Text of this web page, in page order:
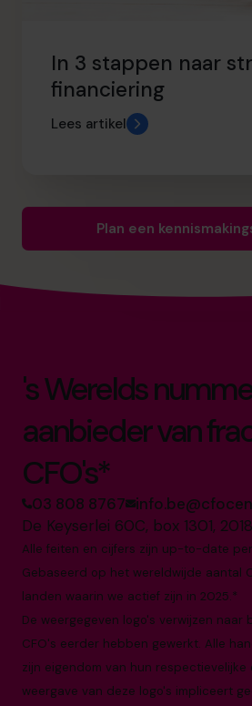
In 3 stappen naar
financiering
Lees artikel
Plan een
's Werelds
aanbieder van
CFO's*
03 808 8767
De Keyserlei 60C, box 1301,
Alle feiten en cijfers zijn up-to-date
Gebaseerd op het wereldwijde aantal
landen waarin we actief zijn in 2025.*
De weergegeven logo's verwijzen naar
CFO's eerder hebben gewerkt. Alle
zijn eigendom van hun respectievelijke
weergave van deze logo's impliceert